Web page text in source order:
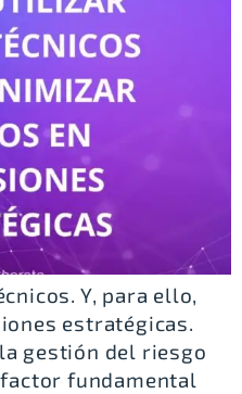
Y, para ello,
estratégicas.
gestión del riesgo
fundamental